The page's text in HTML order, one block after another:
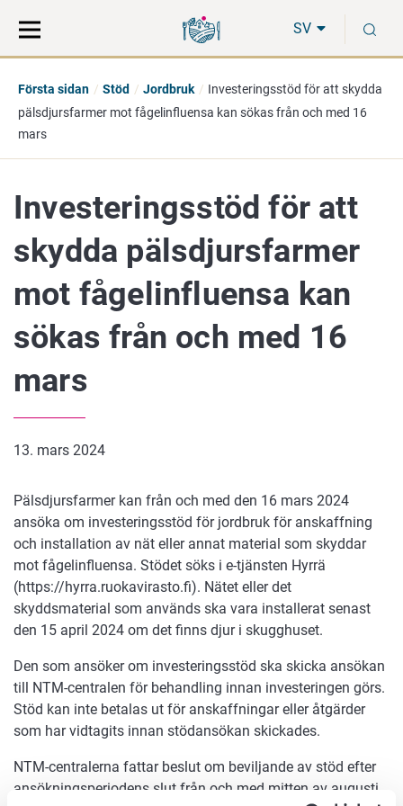
direkt
till
på
hela
SV
Första sidan Stöd Jordbruk
Investeringsstöd för att skydda
pälsdjursfarmer mot fågelinfluensa kan sökas från och med 16
mars
Investeringsstöd för att
skydda pälsdjursfarmer
mot fågelinfluensa kan
sökas från och med 16
mars
13. mars 2024
Pälsdjursfarmer kan från och med den 16 mars 2024
ansöka om investeringsstöd för jordbruk för anskaffning
och installation av nät eller annat material som skyddar
mot fågelinfluensa. Stödet söks i e-tjänsten Hyrrä
(https://hyrra.ruokavirasto.fi). Nätet eller det
skyddsmaterial som används ska vara installerat senast
den 15 april 2024 om det finns djur i skugghuset.
Den som ansöker om investeringsstöd ska skicka ansökan
till NTM-centralen för behandling innan investeringen görs.
Stöd kan inte betalas ut för anskaffningar eller åtgärder
som har vidtagits innan stödansökan skickades.
NTM-centralerna fattar beslut om beviljande av stöd efter
ansökningsperiodens slut från och med mitten av augusti.